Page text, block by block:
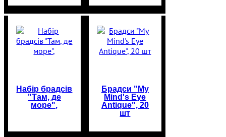
Набір брадсів
"Там, де
море",
Брадси "My
Mind's Eye
Antique", 20
шт